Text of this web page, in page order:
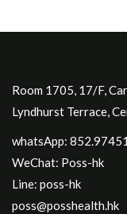
Room 1705, 17/F,
Lyndhurst Terrace,
whatsApp:
WeChat: Poss-hk
Line: poss-hk
poss@posshealth.hk